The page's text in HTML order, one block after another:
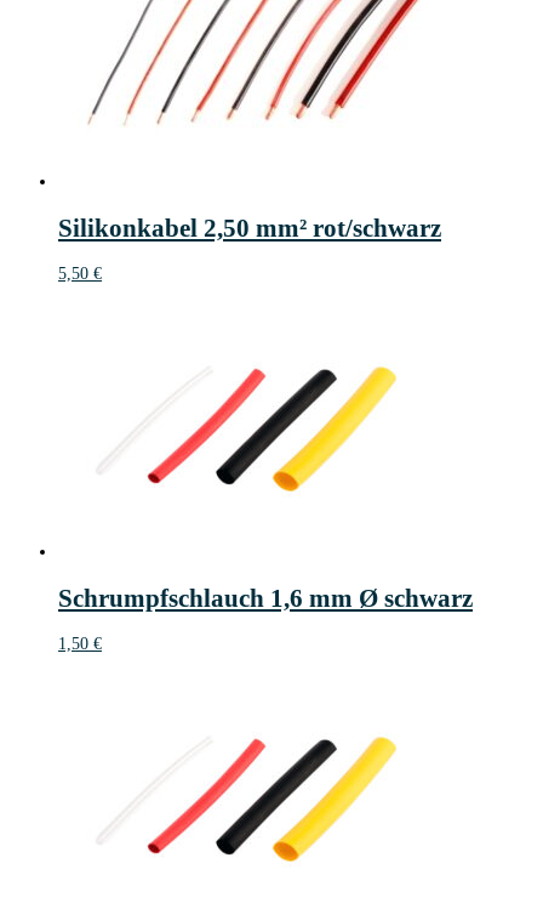
Silikonkabel 2,50 mm² rot/schwarz
5,50 €
Schrumpfschlauch 1,6 mm Ø schwarz
1,50 €